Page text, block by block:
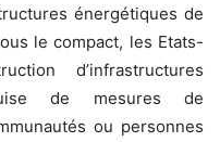
énergétiques de
le compact, les Etats-
d’infrastructures
de mesures de
ou personnes